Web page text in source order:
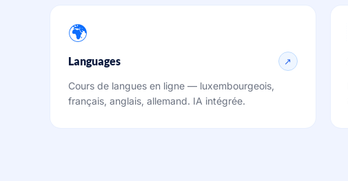
🌍
Languages ↗
Cours de langues en ligne — luxembourgeois,
français, anglais, allemand. IA intégrée.